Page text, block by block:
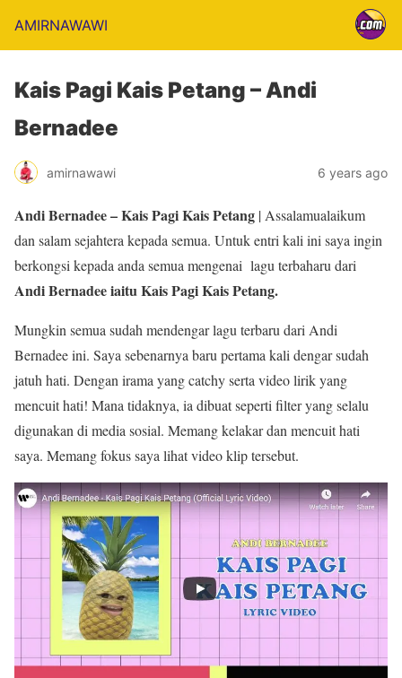
AMIRNAWAWI
Kais Pagi Kais Petang – Andi
Bernadee
amirnawawi 6 years ago
Andi Bernadee – Kais Pagi Kais Petang | Assalamualaikum
dan salam sejahtera kepada semua. Untuk entri kali ini saya ingin
berkongsi kepada anda semua mengenai lagu terbaharu dari
Andi Bernadee iaitu Kais Pagi Kais Petang.
Mungkin semua sudah mendengar lagu terbaru dari Andi
Bernadee ini. Saya sebenarnya baru pertama kali dengar sudah
jatuh hati. Dengan irama yang catchy serta video lirik yang
mencuit hati! Mana tidaknya, ia dibuat seperti filter yang selalu
digunakan di media sosial. Memang kelakar dan mencuit hati
saya. Memang fokus saya lihat video klip tersebut.